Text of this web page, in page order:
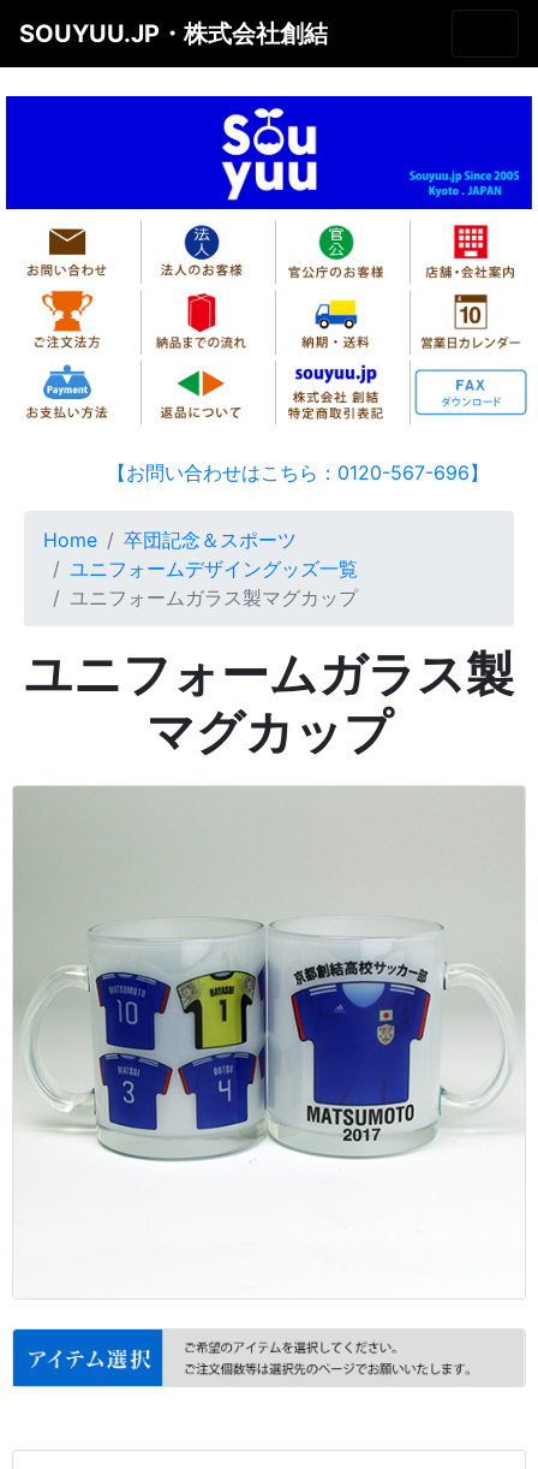
SOUYUU.JP・株式会社創結
【お問い合わせはこちら：0120-567-696】
Home
卒団記念＆スポーツ
ユニフォームデザイングッズ一覧
ユニフォームガラス製マグカップ
ユニフォームガラス製
マグカップ